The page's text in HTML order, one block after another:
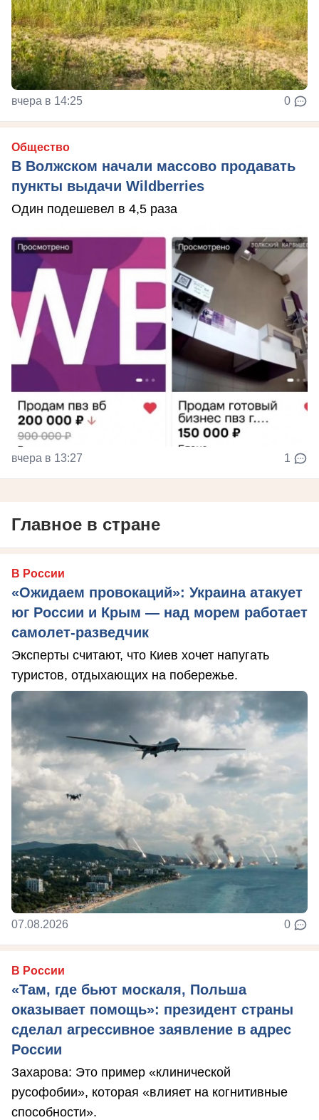
вчера в 14:25 0
Общество
В Волжском начали массово продавать
пункты выдачи Wildberries
Один подешевел в 4,5 раза
вчера в 13:27 1
Главное в стране
В России
«Ожидаем провокаций»: Украина атакует
юг России и Крым — над морем работает
самолет-разведчик
Эксперты считают, что Киев хочет напугать
туристов, отдыхающих на побережье.
07.08.2026 0
В России
«Там, где бьют москаля, Польша
оказывает помощь»: президент страны
сделал агрессивное заявление в адрес
России
Захарова: Это пример «клинической
русофобии», которая «влияет на когнитивные
способности».